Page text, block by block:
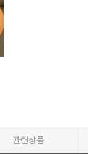
관련상품